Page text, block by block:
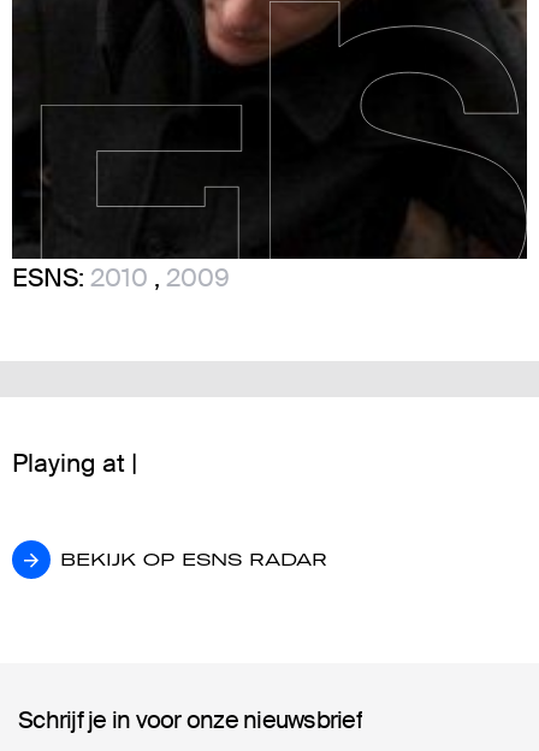
ESNS: 2010 , 2009
Playing at |
BEKIJK OP ESNS RADAR
BEKIJK OP ESNS RADAR
Schrijf je in voor onze nieuwsbrief
Schrijf je in voor onze nieuwsbrief